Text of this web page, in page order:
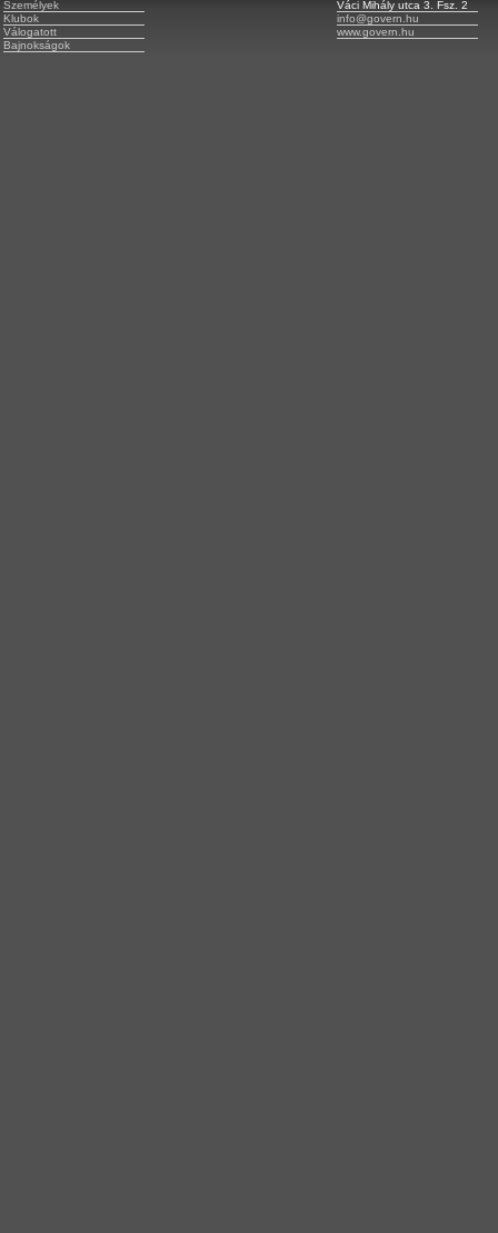
Személyek
Klubok
Válogatott
Bajnokságok
Váci Mihály utca 3. Fsz. 2
info@govern.hu
www.govern.hu